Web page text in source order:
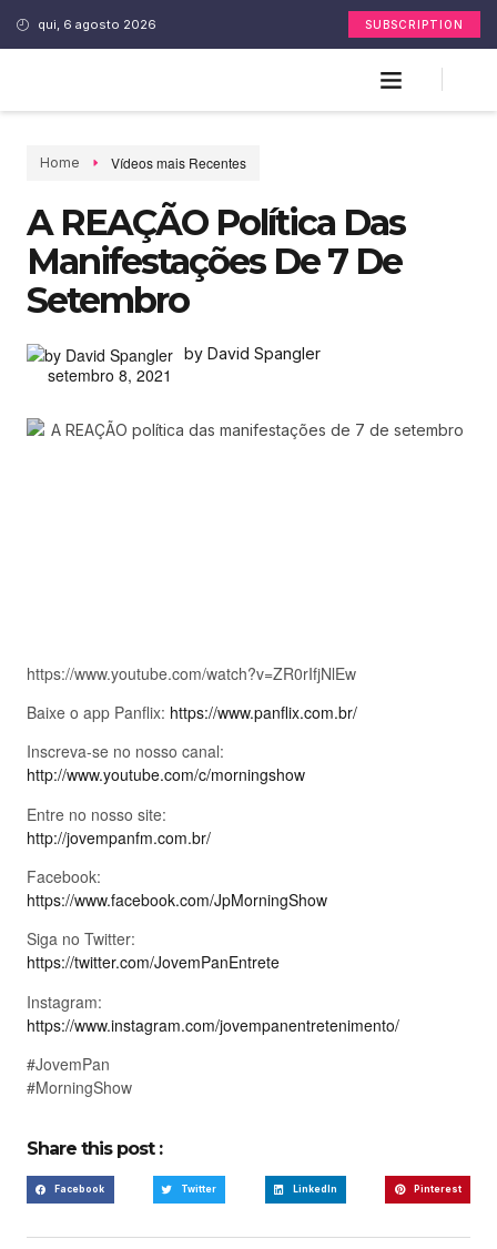
qui, 6 agosto 2026 SUBSCRIPTION
Home Vídeos mais Recentes
A REAÇÃO Política Das
Manifestações De 7 De
Setembro
by David Spangler
setembro 8, 2021
https://www.youtube.com/watch?v=ZR0rIfjNlEw
Baixe o app Panflix: https://www.panflix.com.br/
Inscreva-se no nosso canal:
http://www.youtube.com/c/morningshow
Entre no nosso site:
http://jovempanfm.com.br/
Facebook:
https://www.facebook.com/JpMorningShow
Siga no Twitter:
https://twitter.com/JovemPanEntrete
Instagram:
https://www.instagram.com/jovempanentretenimento/
#JovemPan
#MorningShow
Share this post :
Facebook Twitter LinkedIn Pinterest